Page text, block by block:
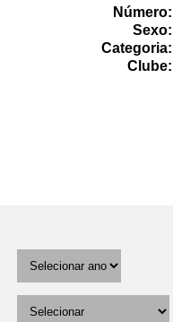
Número:
Sexo:
Categoria:
Clube: